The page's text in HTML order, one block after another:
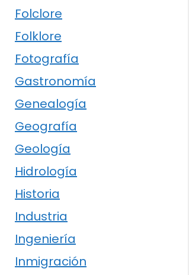
Folclore
Folklore
Fotografía
Gastronomía
Genealogía
Geografía
Geología
Hidrología
Historia
Industria
Ingeniería
Inmigración